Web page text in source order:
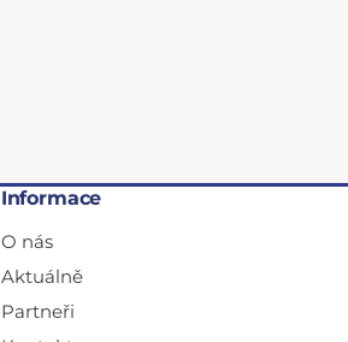
Informace
O nás
Aktuálně
Partneři